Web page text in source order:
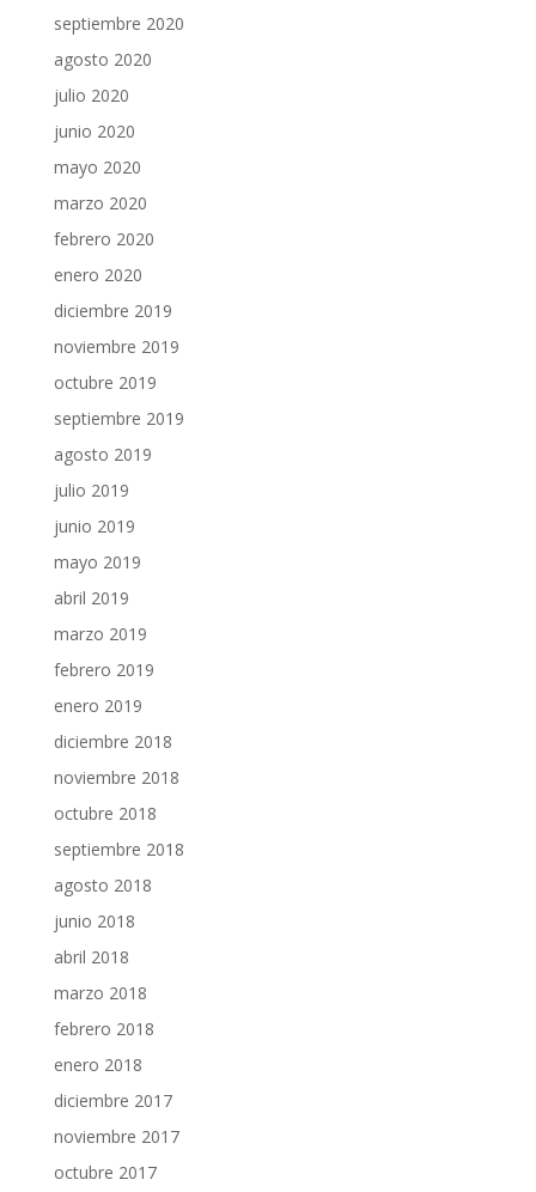
septiembre 2020
agosto 2020
julio 2020
junio 2020
mayo 2020
marzo 2020
febrero 2020
enero 2020
diciembre 2019
noviembre 2019
octubre 2019
septiembre 2019
agosto 2019
julio 2019
junio 2019
mayo 2019
abril 2019
marzo 2019
febrero 2019
enero 2019
diciembre 2018
noviembre 2018
octubre 2018
septiembre 2018
agosto 2018
junio 2018
abril 2018
marzo 2018
febrero 2018
enero 2018
diciembre 2017
noviembre 2017
octubre 2017